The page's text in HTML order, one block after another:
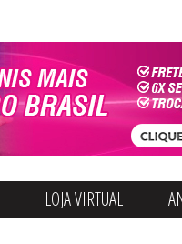
LOJA VIRTUAL